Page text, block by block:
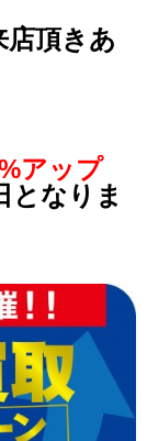
店頂きあ
アップ
となりま